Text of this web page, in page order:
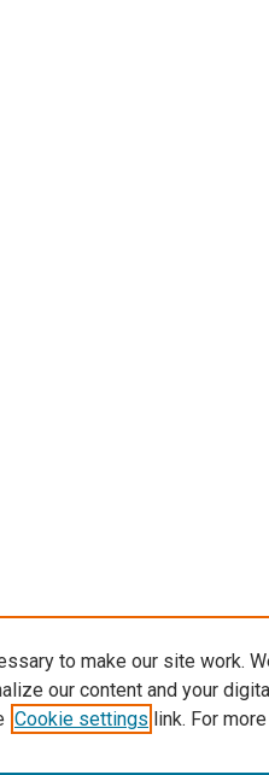
to make our site work.
our content and your
Cookie settings link. For